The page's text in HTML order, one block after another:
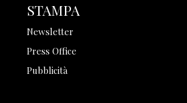
STAMPA
Newsletter
Press Office
Pubblicità